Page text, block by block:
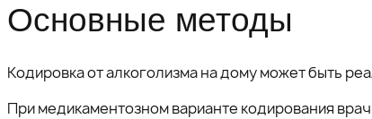
Основные методы
Кодировка от алкоголизма на дому может быть
При медикаментозном варианте кодирования